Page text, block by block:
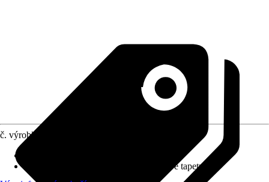
č. výrobku
Lepidlo na vliesové tapety